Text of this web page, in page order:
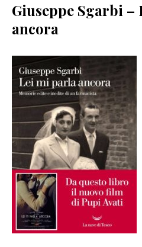
Giuseppe Sgarbi
ancora